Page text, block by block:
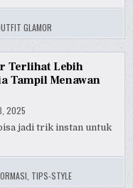
GLAMOR
Terlihat Lebih
Tampil Menawan
2025
jadi trik instan untuk
TIPS-STYLE